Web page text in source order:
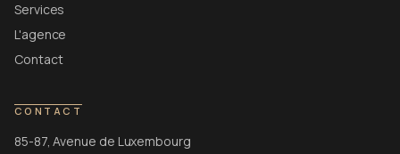
Services
L'agence
Contact
CONTACT
85-87, Avenue de Luxembourg